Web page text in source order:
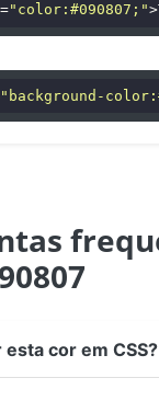
="color:#090807;">
"background-
cor em CSS?